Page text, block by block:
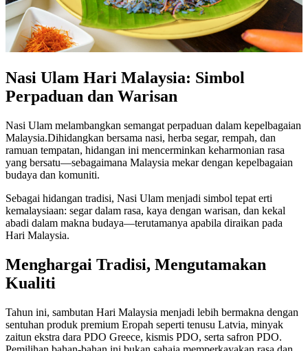
Nasi Ulam Hari Malaysia: Simbol
Perpaduan dan Warisan
Nasi Ulam melambangkan semangat perpaduan dalam kepelbagaian
Malaysia.Dihidangkan bersama nasi, herba segar, rempah, dan
ramuan tempatan, hidangan ini mencerminkan keharmonian rasa
yang bersatu—sebagaimana Malaysia mekar dengan kepelbagaian
budaya dan komuniti.
Sebagai hidangan tradisi, Nasi Ulam menjadi simbol tepat erti
kemalaysiaan: segar dalam rasa, kaya dengan warisan, dan kekal
abadi dalam makna budaya—terutamanya apabila diraikan pada
Hari Malaysia.
Menghargai Tradisi, Mengutamakan
Kualiti
Tahun ini, sambutan Hari Malaysia menjadi lebih bermakna dengan
sentuhan produk premium Eropah seperti tenusu Latvia, minyak
zaitun ekstra dara PDO Greece, kismis PDO, serta safron PDO.